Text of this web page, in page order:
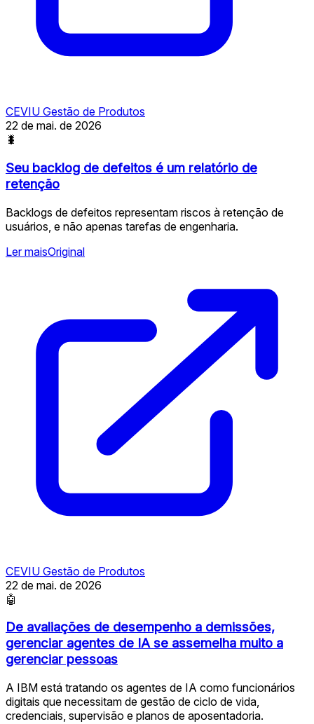
CEVIU Gestão de Produtos
22 de mai. de 2026
🐛
Seu backlog de defeitos é um relatório de
retenção
Backlogs de defeitos representam riscos à retenção de
usuários, e não apenas tarefas de engenharia.
Ler maisOriginal
CEVIU Gestão de Produtos
22 de mai. de 2026
🤖
De avaliações de desempenho a demissões,
gerenciar agentes de IA se assemelha muito a
gerenciar pessoas
A IBM está tratando os agentes de IA como funcionários
digitais que necessitam de gestão de ciclo de vida,
credenciais, supervisão e planos de aposentadoria.